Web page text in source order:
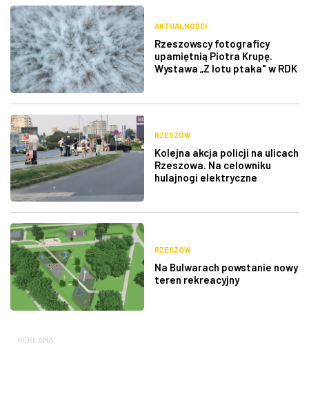
AKTUALNOŚCI
Rzeszowscy fotograficy
upamiętnią Piotra Krupę.
Wystawa „Z lotu ptaka" w RDK
RZESZÓW
Kolejna akcja policji na ulicach
Rzeszowa. Na celowniku
hulajnogi elektryczne
RZESZÓW
Na Bulwarach powstanie nowy
teren rekreacyjny
REKLAMA